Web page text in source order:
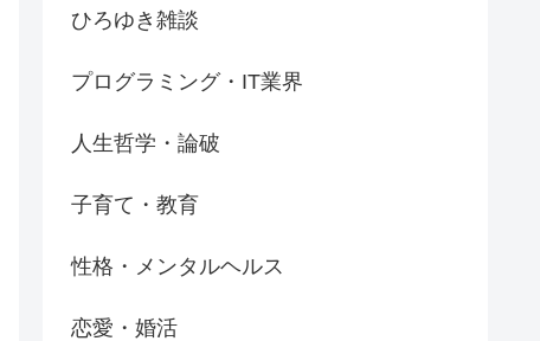
ひろゆき雑談
プログラミング・IT業界
人生哲学・論破
子育て・教育
性格・メンタルヘルス
恋愛・婚活